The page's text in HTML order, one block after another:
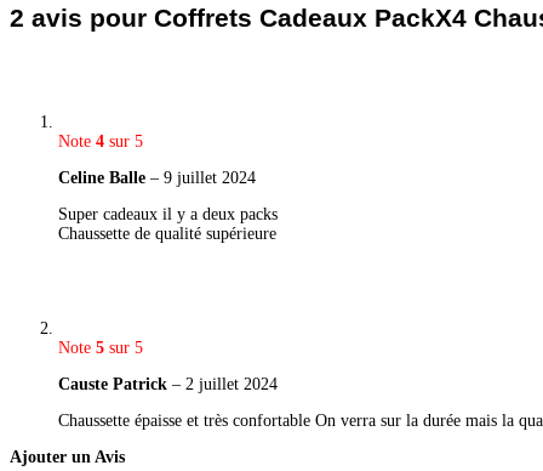
2 avis pour Coffrets Cadeaux PackX4
Note 4 sur 5
Celine Balle – 9 juillet 2024
Super cadeaux il y a deux packs
Chaussette de qualité supérieure
Note 5 sur 5
Causte Patrick – 2 juillet 2024
Chaussette épaisse et très confortable On verra sur la durée mais la
Ajouter un Avis